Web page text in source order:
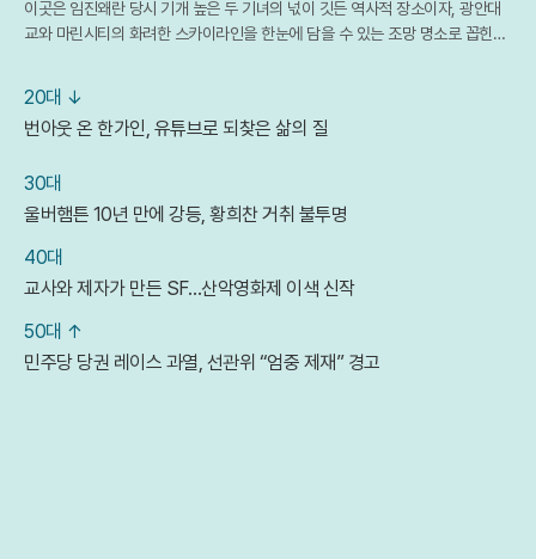
이곳은 임진왜란 당시 기개 높은 두 기녀의 넋이 깃든 역사적 장소이자, 광안대
교와 마린시티의 화려한 스카이라인을 한눈에 담을 수 있는 조망 명소로 꼽힌다.
20대 ↓
번아웃 온 한가인, 유튜브로 되찾은 삶의 질
30대
울버햄튼 10년 만에 강등, 황희찬 거취 불투명
40대
교사와 제자가 만든 SF…산악영화제 이색 신작
50대 ↑
민주당 당권 레이스 과열, 선관위 “엄중 제재” 경고